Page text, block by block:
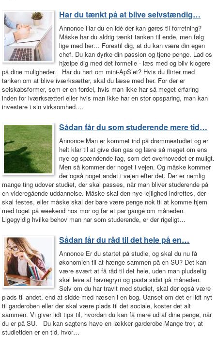
Har du tænkt på at blive selvstændig…
Annonce Har du en idé der kan gøres til forretning?
Måske har du aldrig tænkt tanken til ende, men følg
lige med her… Forestil dig, at du kan være din egen
chef. Du kan dyrke din passion og tjene penge. Lad os
hjælpe dig med det formelle - læs med og bliv klogere
på dine muligheder. Har du hørt om mini-ApS’et? Hvis du flirter med
tanken om at blive iværksætter, skal du læse med her. For der er
selskabsformer, som er en fordel, hvis man ikke har så meget erfaring
inden for iværksætteri eller hvis man ikke har en stor opsparing, man kan
investere i sin virksomhed.…
Sådan får du som studerende mere tid…
Annonce Man er kommet ind på drømmestudiet og er
helt klar til at give den gas og lære så meget om ens
nye og spændende fag, som det overhovedet er muligt.
Men så kommer der noget i vejen. Og måske kommer
der også noget andet i vejen efter det. Der er nemlig
mange ting udover studiet, der skal passes, når man bliver studerende på
en videregående uddannelse. Måske skal den nye lejlighed indrettes, der
skal festes, eller måske skal der bare være penge nok til at komme hjem
med toget på weekend hos mor og far et par gange om måneden.
Ligegyldig hvilke behov man har som studerende, er der rigeligt…
Sådan får du råd til det hele på en…
Annonce Er du startet på studie, og skal du nu få
økonomien til at hænge sammen på en SU? Det kan
være svært at få råd til det hele, uden man pludselig
skal leve af havregryn og pasta sidst på måneden.
Selv om du har travlt med studiet, skal der også være
plads til andet, end at sidde med næsen i en bog. Uanset om det er lidt nyt
til garderoben eller der skal være plads til det sociale, koster det alt
sammen. Vi giver lidt tips til, hvordan du kan få mere ud af dine penge, når
du er på SU. Du kan sagtens have en lækker garderobe Mange tror, at
studietiden er en tid, hvor…